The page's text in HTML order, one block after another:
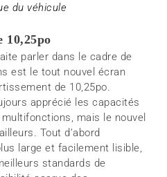
du véhicule
10,25po
parler dans le cadre de
est le tout nouvel écran
de 10,25po.
apprécié les capacités
mais le nouvel
Tout d’abord
large et facilement lisible,
standards de